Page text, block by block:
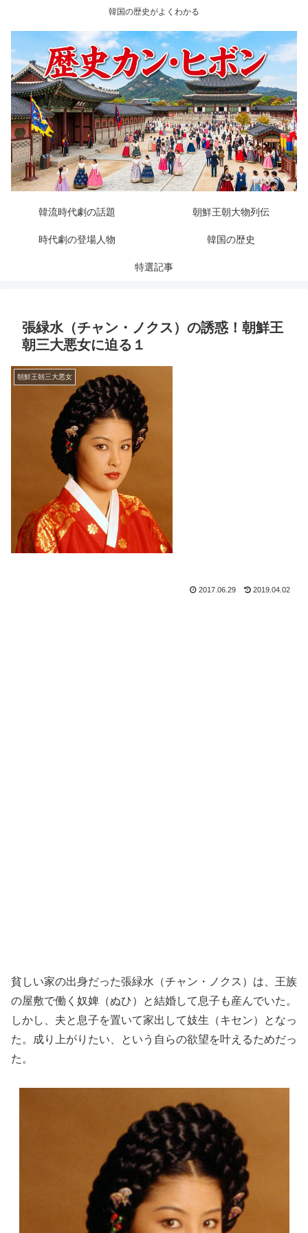
韓国の歴史がよくわかる
韓流時代劇の話題 朝鮮王朝大物列伝
時代劇の登場人物 韓国の歴史
特選記事
張緑水（チャン・ノクス）の誘惑！朝鮮王
朝三大悪女に迫る１
朝鮮王朝三大悪女
2017.06.29 2019.04.02
貧しい家の出身だった張緑水（チャン・ノクス）は、王族
の屋敷で働く奴婢（ぬひ）と結婚して息子も産んでいた。
しかし、夫と息子を置いて家出して妓生（キセン）となっ
た。成り上がりたい、という自らの欲望を叶えるためだっ
た。